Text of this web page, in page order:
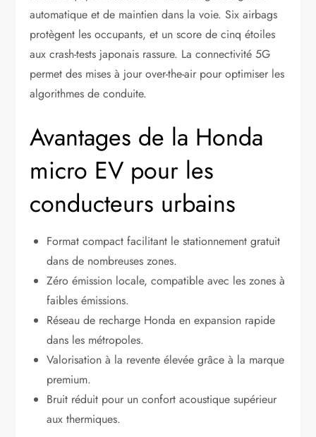
automatique et de maintien dans la voie. Six airbags
protègent les occupants, et un score de cinq étoiles
aux crash-tests japonais rassure. La connectivité 5G
permet des mises à jour over-the-air pour optimiser les
algorithmes de conduite.
Avantages de la Honda
micro EV pour les
conducteurs urbains
Format compact facilitant le stationnement gratuit
dans de nombreuses zones.
Zéro émission locale, compatible avec les zones à
faibles émissions.
Réseau de recharge Honda en expansion rapide
dans les métropoles.
Valorisation à la revente élevée grâce à la marque
premium.
Bruit réduit pour un confort acoustique supérieur
aux thermiques.